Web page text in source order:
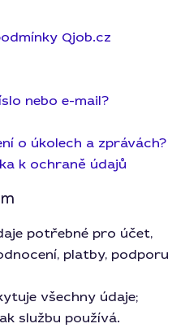
Qjob.cz
nebo e-mail?
o úkolech a zprávách?
k ochraně údajů
potřebné pro účet,
platby, podporu
všechny údaje;
službu používá.